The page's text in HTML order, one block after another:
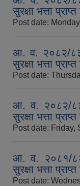
सुरक्षा भत्ता
Post date:
आ. व. २०८२/८३
सुरक्षा भत्ता
Post date:
आ. व. २०८२/८३
सुरक्षा भत्ता
Post date: Friday,
आ. व. २०८१/८२
सुरक्षा भत्ता
Post date: